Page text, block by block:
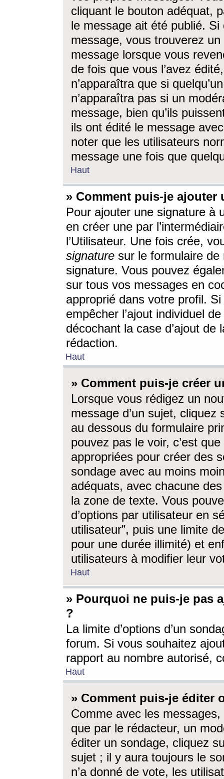
cliquant le bouton adéquat,
le message ait été publié. Si
message, vous trouverez
message lorsque vous
de fois que vous l’avez
n’apparaîtra que si
n’apparaîtra pas si un
message, bien qu’ils
ils ont édité le message
noter que les utilisateurs
message une fois que
Haut
» Comment puis-je ajouter
Pour ajouter une signature à
en créer une par
l’Utilisateur. Une fois crée,
signature sur le formulaire de
signature. Vous pouvez
sur tous vos messages en
approprié dans votre profil.
empêcher l’ajout individuel
décochant la case d’ajout
rédaction.
Haut
» Comment puis-je créer
Lorsque vous rédigez un
message d’un sujet, cliquez
au dessous du formulaire
pouvez pas le voir, c’est
appropriées pour créer des
sondage avec au moins
adéquats, avec chacune
la zone de texte. Vous
d’options par utilisateur en
utilisateur”, puis une limite
pour une durée illimité) et
utilisateurs à modifier leur
Haut
» Pourquoi ne puis-je pas
?
La limite d’options d’un
forum. Si vous souhaitez
rapport au nombre autorisé,
Haut
» Comment puis-je éditer
Comme avec les
que par le rédacteur, un
éditer un sondage, cliquez
sujet ; il y aura toujours le
n’a donné de vote, les